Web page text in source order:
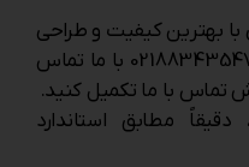
بهترین کیفیت و طراحی
اختصاصی، همین حالا با شماره 02188343547 با ما تماس
تماس با ما تکمیل کنید.
مطابق استاندارد